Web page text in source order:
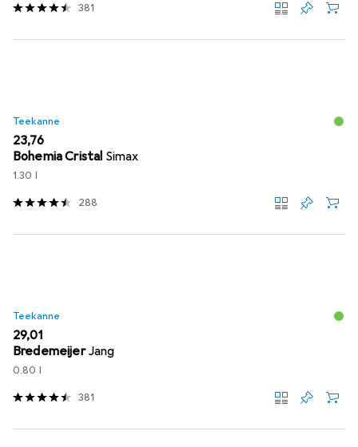
381
Teekanne
EUR
23,76
Bohemia Cristal Simax
1.30 l
288
Teekanne
EUR
29,01
Bredemeijer Jang
0.80 l
381